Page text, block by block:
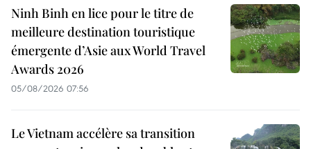
Ninh Binh en lice pour le titre de
meilleure destination touristique
émergente d’Asie aux World Travel
Awards 2026
05/08/2026 07:56
Le Vietnam accélère sa transition